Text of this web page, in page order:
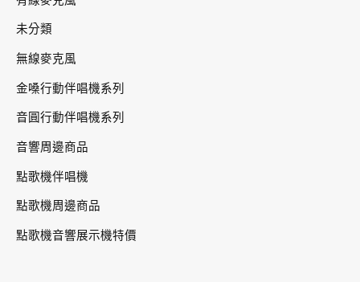
未分類
無線麥克風
金嗓行動伴唱機系列
音圓行動伴唱機系列
音響周邊商品
點歌機伴唱機
點歌機周邊商品
點歌機音響展示機特價